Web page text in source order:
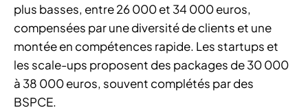
plus basses, entre 26 000 et 34 000 euros,
compensées par une diversité de clients et une
montée en compétences rapide. Les startups et
les scale-ups proposent des packages de 30 000
à 38 000 euros, souvent complétés par des
BSPCE.